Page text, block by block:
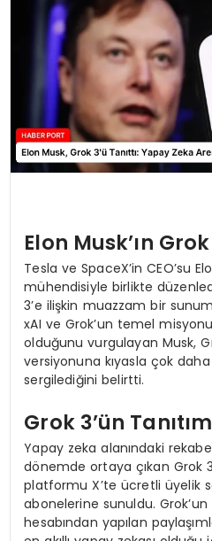
Elon Musk’ın
Tesla ve SpaceX’in CEO’su
mühendisiyle birlikte
3’e ilişkin muazzam bir
xAI ve Grok’un temel
olduğunu vurgulayan Musk,
versiyonuna kıyasla çok
sergilediğini belirtti.
Grok 3’ün
Yapay zeka alanındaki
dönemde ortaya çıkan Grok
platformu X’te ücretli üyelik
abonelerine sunuldu.
hesabından yapılan